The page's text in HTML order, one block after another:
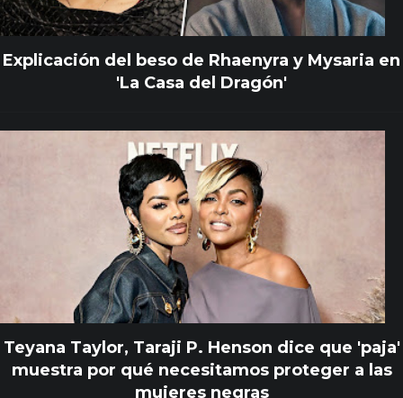
Explicación del beso de Rhaenyra y Mysaria en
'La Casa del Dragón'
Teyana Taylor, Taraji P. Henson dice que 'paja'
muestra por qué necesitamos proteger a las
mujeres negras